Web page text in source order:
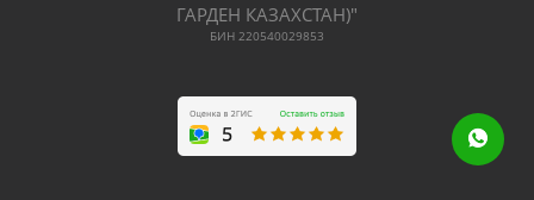
ГАРДЕН КАЗАХСТАН)"
БИН 220540029853